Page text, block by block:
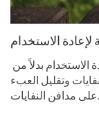
لإعادة الاستخدام
وتقليل العبء
على مدافن النفايات.